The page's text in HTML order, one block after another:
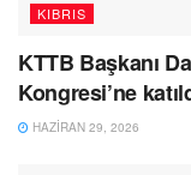
KIBRIS
KTTB Başkanı
Kongresi’ne
HAZIRAN 29, 2026